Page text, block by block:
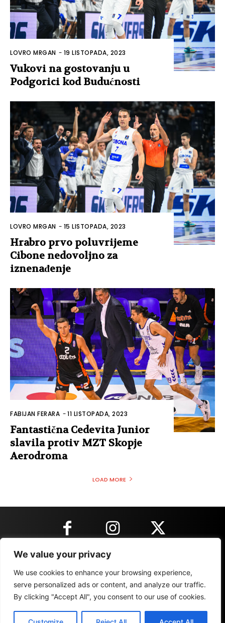
We value your privacy
We use cookies to enhance your browsing experience,
serve personalized ads or content, and analyze our traffic.
By clicking "Accept All", you consent to our use of cookies.
LOVRO MRGAN - 19 LISTOPADA, 2023
Vukovi na gostovanju u
Podgorici kod Budućnosti
LOVRO MRGAN - 15 LISTOPADA, 2023
Hrabro prvo poluvrijeme
Cibone nedovoljno za
iznenađenje
FABIJAN FERARA -11 LISTOPADA, 2023
Fantastična Cedevita Junior
slavila protiv MZT Skopje
Aerodroma
LOAD MORE
KONTAKT INFORMACIJE
IMPRESSUM MARKETING REZULTATI